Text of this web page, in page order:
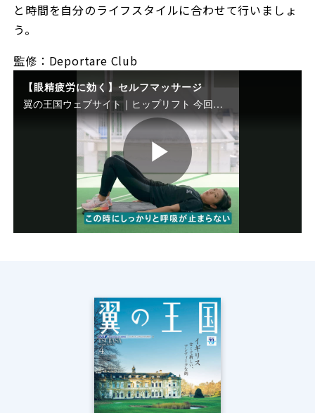
と時間を自分のライフスタイルに合わせて行いましょ
う。
監修：Deportare Club
【眼精疲労に効く】セルフマッサージ
翼の王国ウェブサイト｜ヒップリフト 今回ご紹介するのは 1日1 分のエクササイズで 効果が出るヒップのトレーニング。仰向けに寝て 両膝を立てたら、お尻に力を入れたままゆっくり とお尻を上げて、ゆっくりと下ろします。呼吸が止 まらないように意識しながら連続して行いましょ う
P
a
y